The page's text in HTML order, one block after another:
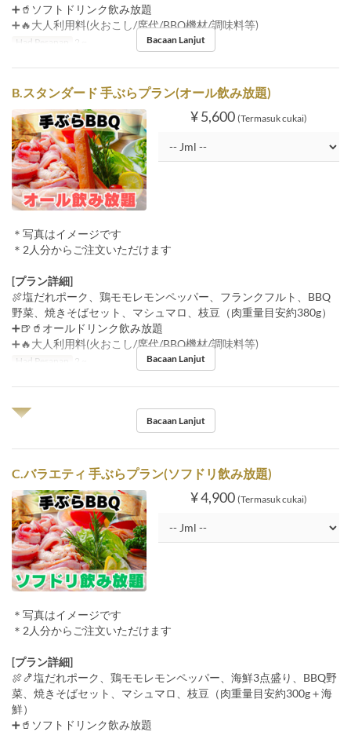
➕🥤ソフトドリンク飲み放題
➕🔥大人利用料(火おこし/席代/BBQ機材/調味料等)
Had Pesanan 2 ~ Bacaan Lanjut
B.スタンダード 手ぶらプラン(オール飲み放題)
¥ 5,600 (Termasuk cukai)
＊写真はイメージです
＊2人分からご注文いただけます
[プラン詳細]
🍖塩だれポーク、鶏モモレモンペッパー、フランクフルト、BBQ
野菜、焼きそばセット、マシュマロ、枝豆（肉重量目安約380g）
➕🍺🥤オールドリンク飲み放題
➕🔥大人利用料(火おこし/席代/BBQ機材/調味料等)
Had Pesanan 2 ~ Bacaan Lanjut
◥◤
Bacaan Lanjut
C.バラエティ 手ぶらプラン(ソフドリ飲み放題)
¥ 4,900 (Termasuk cukai)
＊写真はイメージです
＊2人分からご注文いただけます
[プラン詳細]
🍖🍤塩だれポーク、鶏モモレモンペッパー、海鮮3点盛り、BBQ野
菜、焼きそばセット、マシュマロ、枝豆（肉重量目安約300g＋海
鮮）
➕🥤ソフトドリンク飲み放題